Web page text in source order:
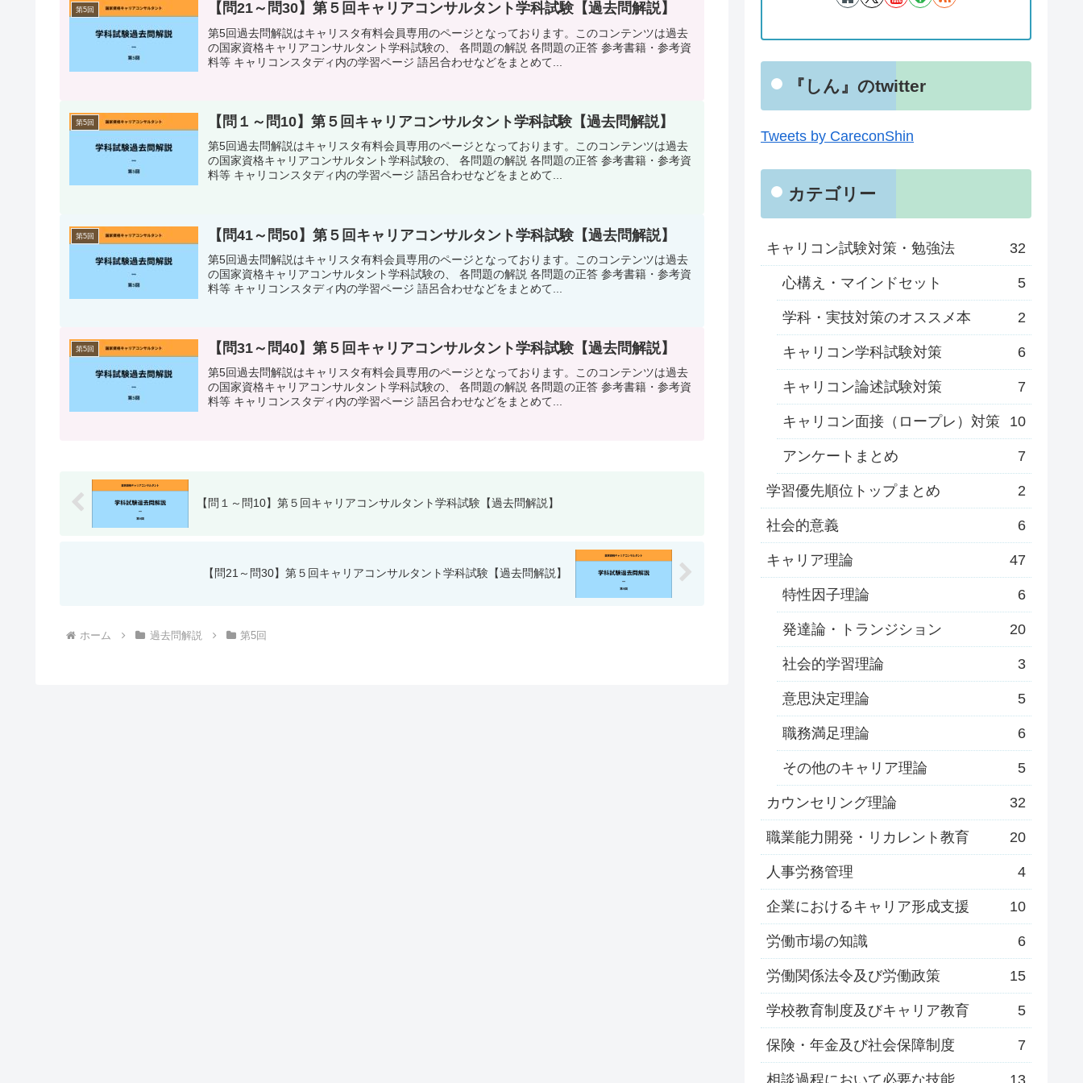
第5回 【問21～問30】第５回キャリアコンサルタント学科試験【過去問解説】
第5回過去問解説はキャリスタ有料会員専用のページとなっております。このコンテンツは過去
の国家資格キャリアコンサルタント学科試験の、 各問題の解説 各問題の正答 参考書籍・参考資
料等 キャリコンスタディ内の学習ページ 語呂合わせなどをまとめて...
第5回 【問１～問10】第５回キャリアコンサルタント学科試験【過去問解説】
第5回過去問解説はキャリスタ有料会員専用のページとなっております。このコンテンツは過去
の国家資格キャリアコンサルタント学科試験の、 各問題の解説 各問題の正答 参考書籍・参考資
料等 キャリコンスタディ内の学習ページ 語呂合わせなどをまとめて...
第5回 【問41～問50】第５回キャリアコンサルタント学科試験【過去問解説】
第5回過去問解説はキャリスタ有料会員専用のページとなっております。このコンテンツは過去
の国家資格キャリアコンサルタント学科試験の、 各問題の解説 各問題の正答 参考書籍・参考資
料等 キャリコンスタディ内の学習ページ 語呂合わせなどをまとめて...
第5回 【問31～問40】第５回キャリアコンサルタント学科試験【過去問解説】
第5回過去問解説はキャリスタ有料会員専用のページとなっております。このコンテンツは過去
の国家資格キャリアコンサルタント学科試験の、 各問題の解説 各問題の正答 参考書籍・参考資
料等 キャリコンスタディ内の学習ページ 語呂合わせなどをまとめて...
【問１～問10】第５回キャリアコンサルタント学科試験【過去問解説】
【問21～問30】第５回キャリアコンサルタント学科試験【過去問解説】
ホーム 過去問解説 第5回
『しん』のtwitter
Tweets by CareconShin
カテゴリー
キャリコン試験対策・勉強法 32
心構え・マインドセット 5
学科・実技対策のオススメ本 2
キャリコン学科試験対策 6
キャリコン論述試験対策 7
キャリコン面接（ロープレ）対策 10
アンケートまとめ 7
学習優先順位トップまとめ 2
社会的意義 6
キャリア理論 47
特性因子理論 6
発達論・トランジション 20
社会的学習理論 3
意思決定理論 5
職務満足理論 6
その他のキャリア理論 5
カウンセリング理論 32
職業能力開発・リカレント教育 20
人事労務管理 4
企業におけるキャリア形成支援 10
労働市場の知識 6
労働関係法令及び労働政策 15
学校教育制度及びキャリア教育 5
保険・年金及び社会保障制度 7
相談過程において必要な技能 13